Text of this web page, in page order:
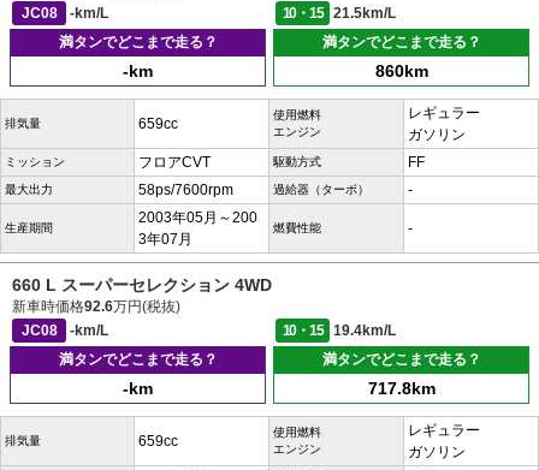
JC08
-km/L 10・15
21.5km/L
満タンでどこまで走る？
-km
満タンでどこまで走る？
860km
排気量 659cc
使用燃料
エンジン
レギュラー
ガソリン
ミッション フロアCVT 駆動方式 FF
最大出力 58ps/7600rpm 過給器（ターボ） -
生産期間
2003年05月～200
3年07月
燃費性能 -
660 L スーパーセレクション 4WD
新車時価格92.6万円(税抜)
JC08
-km/L 10・15
19.4km/L
満タンでどこまで走る？
-km
満タンでどこまで走る？
717.8km
排気量 659cc
使用燃料
エンジン
レギュラー
ガソリン